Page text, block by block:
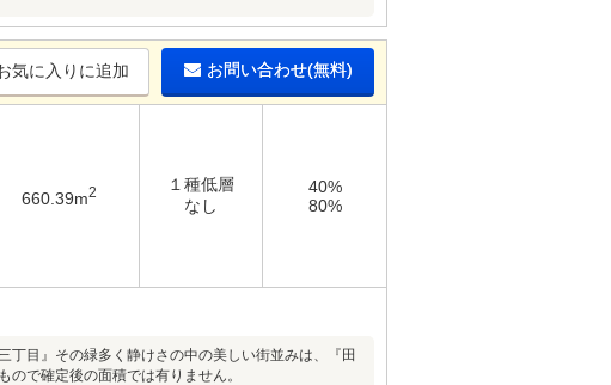
気に入りに追加 お問い合わせ(無料)
660.39m2
１種低層
なし
40%
80%
目』その緑多く静けさの中の美しい街並みは、『田
で確定後の面積では有りません。